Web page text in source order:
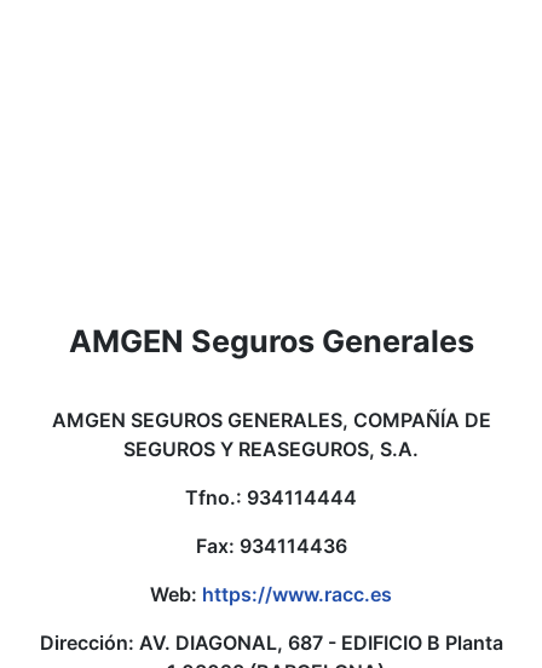
AMGEN Seguros Generales
AMGEN SEGUROS GENERALES, COMPAÑÍA DE
SEGUROS Y REASEGUROS, S.A.
Tfno.: 934114444
Fax: 934114436
Web: https://www.racc.es
Dirección: AV. DIAGONAL, 687 - EDIFICIO B Planta